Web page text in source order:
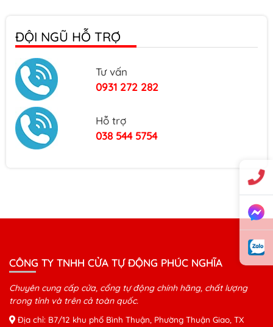
Sửa Chữa Cửa Tự Động Bình Dương
Dịch vụ lắp đặt cửa tự động Bình Dương
ĐỘI NGŨ HỖ TRỢ
Tư vấn
0931 272 282
Hỗ trợ
038 544 5754
CÔNG TY TNHH CỬA TỰ ĐỘNG PHÚC NGHĨA
Chuyên cung cấp cửa, cổng tự động chính hãng, chất lượng
trong tỉnh và trên cả toàn quốc.
Địa chỉ: B7/12 khu phố Bình Thuận, Phường Thuận Giao, TX